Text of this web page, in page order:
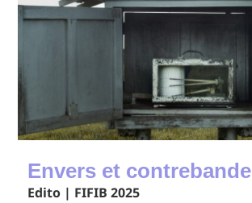
Envers et contrebande
Edito | FIFIB 2025